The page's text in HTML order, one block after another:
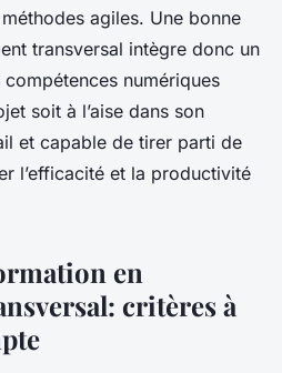
agiles. Une bonne
transversal intègre donc un
numériques
soit à l’aise dans son
et capable de tirer parti de
l’efficacité et la productivité
en
critères à